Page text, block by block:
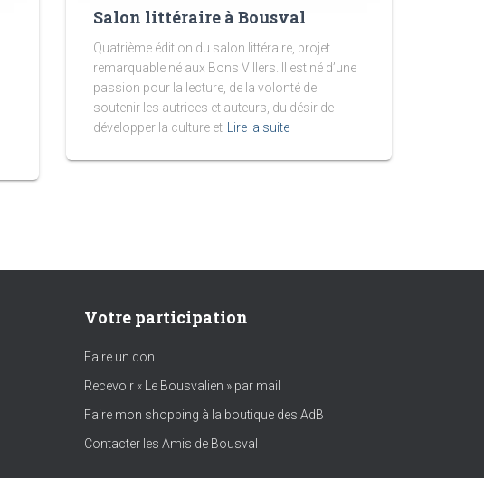
Salon littéraire à Bousval
Quatrième édition du salon littéraire, projet
remarquable né aux Bons Villers. Il est né d’une
passion pour la lecture, de la volonté de
soutenir les autrices et auteurs, du désir de
développer la culture et
Lire la suite
Votre participation
Faire un don
Recevoir « Le Bousvalien » par mail
Faire mon shopping à la boutique des AdB
Contacter les Amis de Bousval